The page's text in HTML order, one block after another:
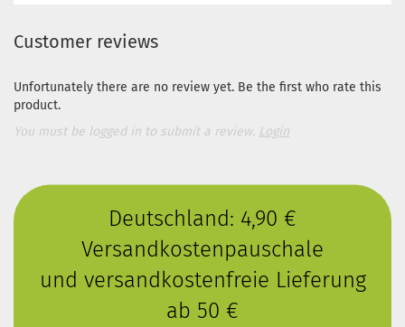
Customer reviews
Unfortunately there are no review yet. Be the first who rate this
product.
You must be logged in to submit a review. Login
Deutschland: 4,90 €
Versandkostenpauschale
und versandkostenfreie Lieferung
ab 50 €